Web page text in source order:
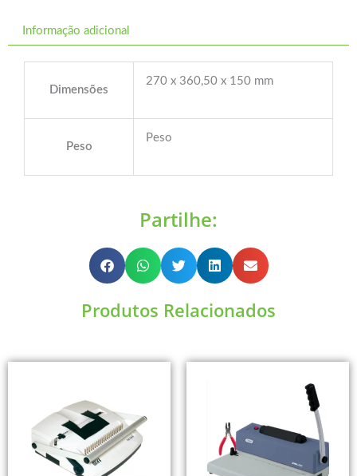
Informação adicional
Dimensões
270 x 360,50 x 150 mm
Peso
Peso
Partilhe:
Produtos Relacionados